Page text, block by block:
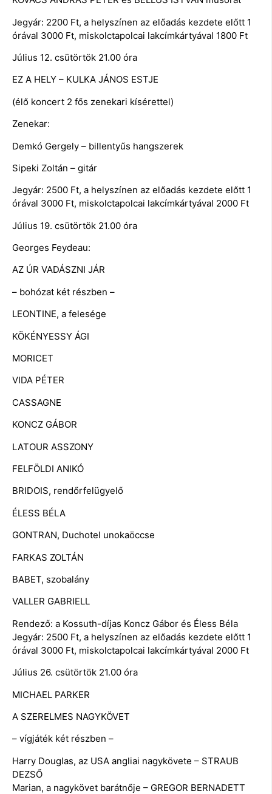
Jegyár: 2200 Ft, a helyszínen az előadás kezdete előtt 1
órával 3000 Ft, miskolctapolcai lakcímkártyával 1800 Ft
Július 12. csütörtök 21.00 óra
EZ A HELY – KULKA JÁNOS ESTJE
(élő koncert 2 fős zenekari kísérettel)
Zenekar:
Demkó Gergely – billentyűs hangszerek
Sipeki Zoltán – gitár
Jegyár: 2500 Ft, a helyszínen az előadás kezdete előtt 1
órával 3000 Ft, miskolctapolcai lakcímkártyával 2000 Ft
Július 19. csütörtök 21.00 óra
Georges Feydeau:
AZ ÚR VADÁSZNI JÁR
– bohózat két részben –
LEONTINE, a felesége
KÖKÉNYESSY ÁGI
MORICET
VIDA PÉTER
CASSAGNE
KONCZ GÁBOR
LATOUR ASSZONY
FELFÖLDI ANIKÓ
BRIDOIS, rendőrfelügyelő
ÉLESS BÉLA
GONTRAN, Duchotel unokaöccse
FARKAS ZOLTÁN
BABET, szobalány
VALLER GABRIELL
Rendező: a Kossuth-díjas Koncz Gábor és Éless Béla
Jegyár: 2500 Ft, a helyszínen az előadás kezdete előtt 1
órával 3000 Ft, miskolctapolcai lakcímkártyával 2000 Ft
Július 26. csütörtök 21.00 óra
MICHAEL PARKER
A SZERELMES NAGYKÖVET
– vígjáték két részben –
Harry Douglas, az USA angliai nagykövete – STRAUB
DEZSŐ
Marian, a nagykövet barátnője – GREGOR BERNADETT